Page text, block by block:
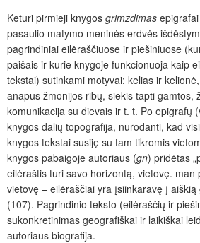
Keturi pirmieji knygos grimzdimas
pasaulio matymo meninės erdvės
pagrindiniai eilėraščiuose ir piešiniuose
paišais ir kurie knygoje funkcionuoja kaip
tekstai) sutinkami motyvai: kelias ir
anapus žmonijos ribų, siekis tapti gamtos,
komunikacija su dievais ir t. t. Po epigrafų
knygos dalių topografija, nurodanti, kad
knygos tekstai susiję su tam tikromis
knygos pabaigoje autoriaus (gn) pridėtas
eilėraštis turi savo horizontą, vietovę. man
vietovę – eilėraščiai yra įsiinkaravę į aiškią
(107). Pagrindinio teksto (eilėraščių ir
sukonkretinimas geografiškai ir laikiškai
autoriaus biografija.